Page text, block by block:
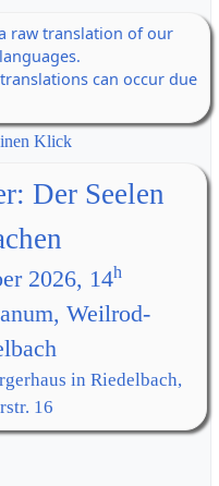
raw translation of our
can occur due
Klick
Der Seelen
2026, 14h
Weilrod-
in Riedelbach,
16